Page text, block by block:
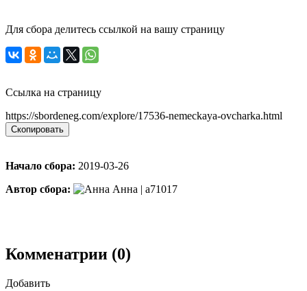
Для сбора делитесь ссылкой на вашу страницу
Ссылка на страницу
https://sbordeneg.com/explore/17536-nemeckaya-ovcharka.html
Скопировать
Начало сбора: 2019-03-26
Автор сбора:
Анна | a71017
Комменатрии (0)
Добавить